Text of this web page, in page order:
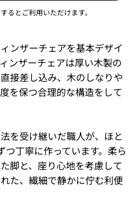
るとご利用いただけます。
ンザーチェアを基本デザイ
ンザーチェアは厚い木製の
接差し込み、木のしなりや
を保つ合理的な構造をして
を受け継いだ職人が、ほと
丁寧に作っています。柔ら
脚と、座り心地を考慮して
た、繊細で静かに佇む利便